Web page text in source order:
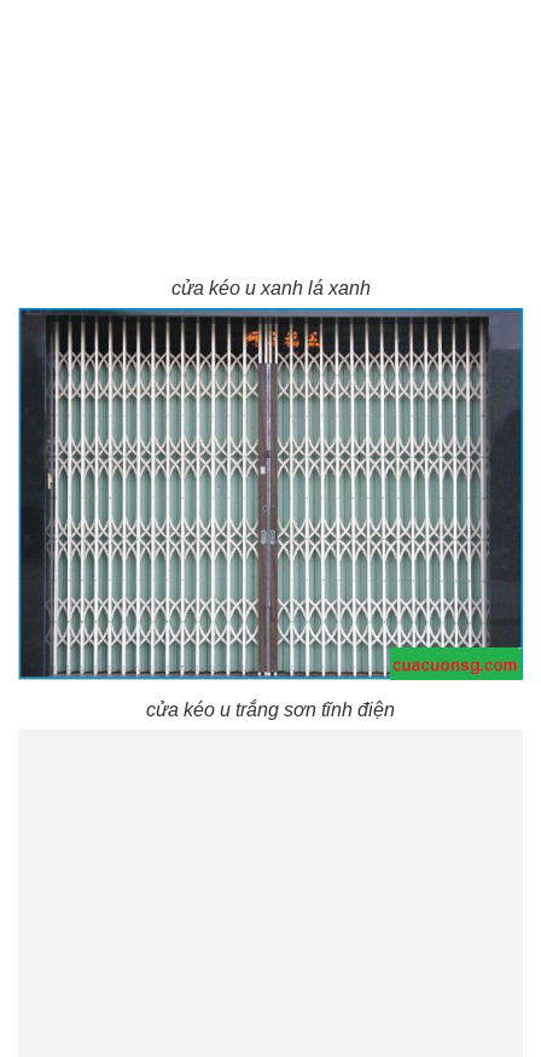
cửa kéo u xanh lá xanh
cửa kéo u trắng sơn tĩnh điện